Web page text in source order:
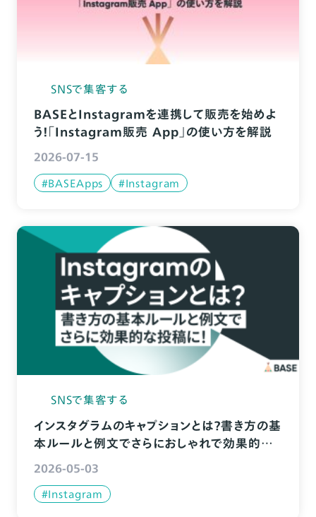
SNSで集客する
BASEとInstagramを連携して販売を始めよ
う！「Instagram販売 App」の使い方を解説
2026-07-15
#BASEApps #Instagram
SNSで集客する
インスタグラムのキャプションとは？書き方の基
本ルールと例文でさらにおしゃれで効果的な
投稿に！
2026-05-03
#Instagram